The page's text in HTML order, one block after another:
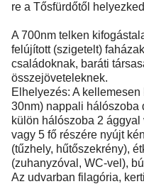
re a Tősfürdőtől
A 700nm telken
felújított (szigetelt)
családoknak, baráti
összejöveteleknek.
Elhelyezés: A
30nm) nappali hálószoba
külön hálószoba 2
vagy 5 fő részére nyújt
(tűzhely, hűtőszekrény),
(zuhanyzóval, WC-vel),
Az udvarban filagória,